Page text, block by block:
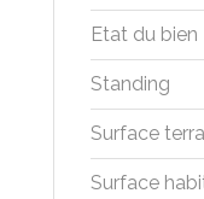
Etat du bien
Standing
Surface
Surface